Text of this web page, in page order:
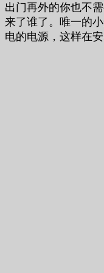
出门再外的你也不
来了谁了。唯一的
电的电源，这样在